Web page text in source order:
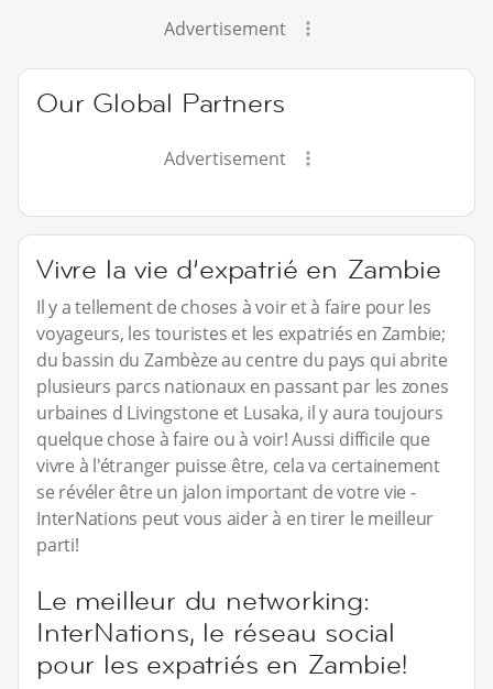
Advertisement
Our Global Partners
Advertisement
Vivre la vie d’expatrié en Zambie
Il y a tellement de choses à voir et à faire pour les
voyageurs, les touristes et les expatriés en Zambie;
du bassin du Zambèze au centre du pays qui abrite
plusieurs parcs nationaux en passant par les zones
urbaines d Livingstone et Lusaka, il y aura toujours
quelque chose à faire ou à voir! Aussi difficile que
vivre à l'étranger puisse être, cela va certainement
se révéler être un jalon important de votre vie -
InterNations peut vous aider à en tirer le meilleur
parti!
Le meilleur du networking:
InterNations, le réseau social
pour les expatriés en Zambie!